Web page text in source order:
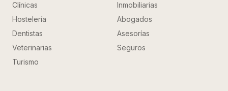
Clínicas
Inmobiliarias
Hostelería
Abogados
Dentistas
Asesorías
Veterinarias
Seguros
Turismo